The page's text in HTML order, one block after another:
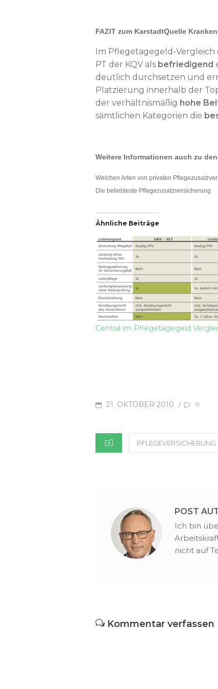
FAZIT zum KarstadtQuelle
Im Pflegetagegeld-
PT der KQV als befriedigend
deutlich durchsetzen und
Platzierung innerhalb der
der verhältnismäßig hohe
sämtlichen Kategorien die
Weitere Informationen auch zu
Welchen Arten von privaten
Die beliebteste Pflegezusatzversicherung
Ähnliche Beiträge
Central im Pflegetagegeld
POSTED
21. OKTOBER 2010 / 0
CATEGORIES
PFLEGEVERSICHERUNG
POST
Ich bin
nicht auf
Kommentar verfassen